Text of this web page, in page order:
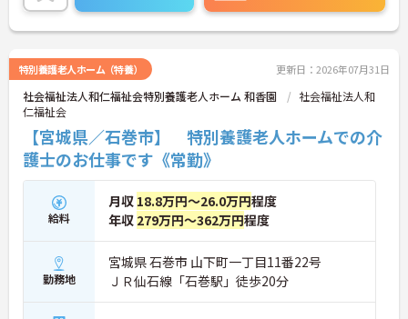
特別養護老人ホーム（特養） 更新日：2026年07月31日
社会福祉法人和仁福祉会特別養護老人ホーム 和香園
社会福祉法人和
仁福祉会
【宮城県／石巻市】 特別養護老人ホームでの介
護士のお仕事です《常勤》
給料
月収 18.8万円～26.0万円程度
年収 279万円～362万円程度
勤務地
宮城県 石巻市 山下町一丁目11番22号
ＪＲ仙石線「石巻駅」徒歩20分